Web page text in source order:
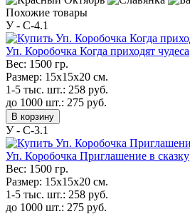
Похожие товары
У - C-4.1
Уп. Коробочка Когда приходят чудеса
Вес: 1500 гр.
Размер: 15х15х20 см.
1-5 тыс. шт.: 258 руб.
до 1000 шт.: 275 руб.
В корзину
У - C-3.1
Уп. Коробочка Приглашение в сказку
Вес: 1500 гр.
Размер: 15х15х20 см.
1-5 тыс. шт.: 258 руб.
до 1000 шт.: 275 руб.